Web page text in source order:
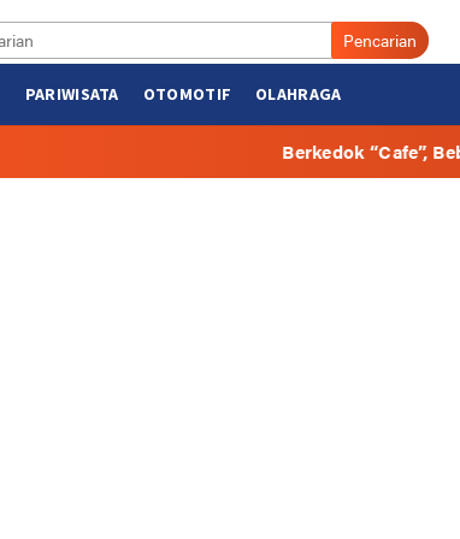
Pencarian
PARIWISATA OTOMOTIF OLAHRAGA
Berkedok “Cafe”, Beberapa